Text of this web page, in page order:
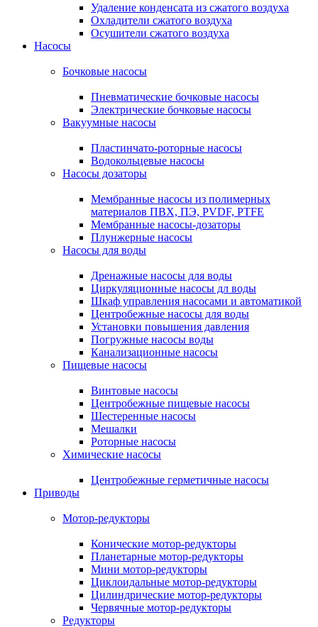
Удаление конденсата из сжатого воздуха
Охладители сжатого воздуха
Осушители сжатого воздуха
Насосы
Бочковые насосы
Пневматические бочковые насосы
Электрические бочковые насосы
Вакуумные насосы
Пластинчато-роторные насосы
Водокольцевые насосы
Насосы дозаторы
Мембранные насосы из полимерных
материалов ПВХ, ПЭ, PVDF, PTFE
Мембранные насосы-дозаторы
Плунжерные насосы
Насосы для воды
Дренажные насосы для воды
Циркуляционные насосы дл воды
Шкаф управления насосами и автоматикой
Центробежные насосы для воды
Установки повышения давления
Погружные насосы воды
Канализационные насосы
Пищевые насосы
Винтовые насосы
Центробежные пищевые насосы
Шестеренные насосы
Мешалки
Роторные насосы
Химические насосы
Центробежные герметичные насосы
Приводы
Мотор-редукторы
Конические мотор-редукторы
Планетарные мотор-редукторы
Мини мотор-редукторы
Циклоидальные мотор-редукторы
Цилиндрические мотор-редукторы
Червячные мотор-редукторы
Редукторы